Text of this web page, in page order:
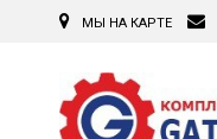
МЫ НА КАРТЕ